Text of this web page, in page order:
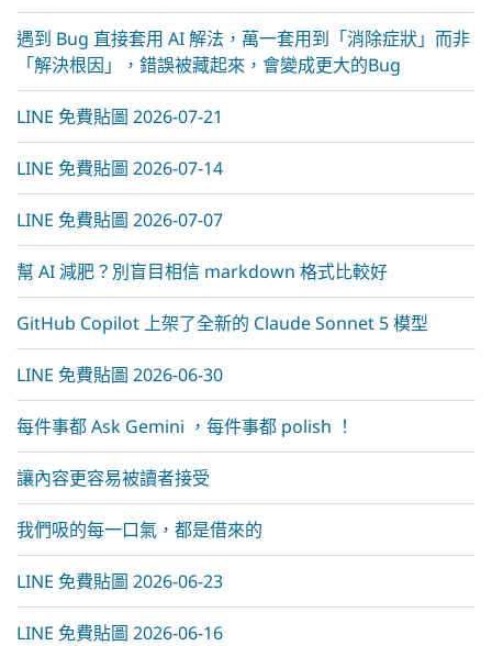
遇到 Bug 直接套用 AI 解法，萬一套用到「消除症狀」而非
「解決根因」，錯誤被藏起來，會變成更大的Bug
LINE 免費貼圖 2026-07-21
LINE 免費貼圖 2026-07-14
LINE 免費貼圖 2026-07-07
幫 AI 減肥？別盲目相信 markdown 格式比較好
GitHub Copilot 上架了全新的 Claude Sonnet 5 模型
LINE 免費貼圖 2026-06-30
每件事都 Ask Gemini ，每件事都 polish ！
讓內容更容易被讀者接受
我們吸的每一口氣，都是借來的
LINE 免費貼圖 2026-06-23
LINE 免費貼圖 2026-06-16